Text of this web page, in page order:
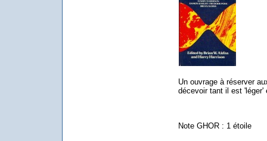
Un ouvrage à réserver
décevoir tant il est 'léger'
Note GHOR : 1 étoile